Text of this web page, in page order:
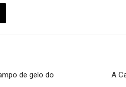
de gelo do
A